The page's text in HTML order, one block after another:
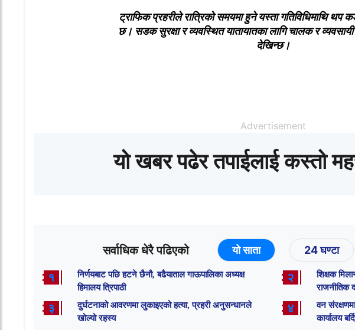
ट्राफिकप्रहरीले रात्रिको समयमा हुने यस्ता गतिविधिमाथि थप
छ। सडक सुरक्षा र व्यवस्थित यातायातका लागि चालक र व्यवसायी
देखिन्छ।
Advertisement
यो खबर पढेर तपाईलाई कस्तो
सर्वाधिक धेरै पढिएको यो साता 24 घण्टा
१
निर्णयबाट पछि हटने छैनौ, बढैयाताल गाऊपालिका अध्यक्ष
हिमालय त्रिपाठी
२
शिक्षक
राजनीतिक
३
दुर्घटनाको आवरणमा लुकाइएको हत्या, प्रहरी अनुसन्धानले
खोल्यो रहस्य
४
वन
कार्यालय